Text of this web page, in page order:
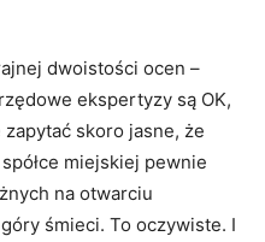
dwoistości ocen –
ekspertyzy są OK,
zapytać skoro jasne, że
miejskiej pewnie
na otwarciu
śmieci. To oczywiste. I